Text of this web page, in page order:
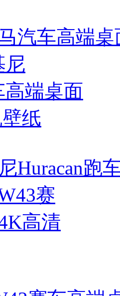
汽车高端
Huracan跑